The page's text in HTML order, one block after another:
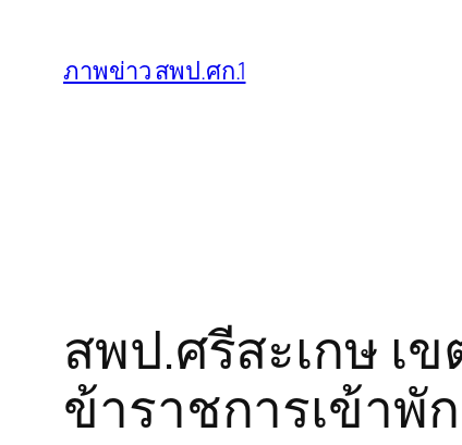
ภาพข่าว สพป.ศก.1
สพป.ศรีสะเกษ เ
ข้าราชการเข้าพั